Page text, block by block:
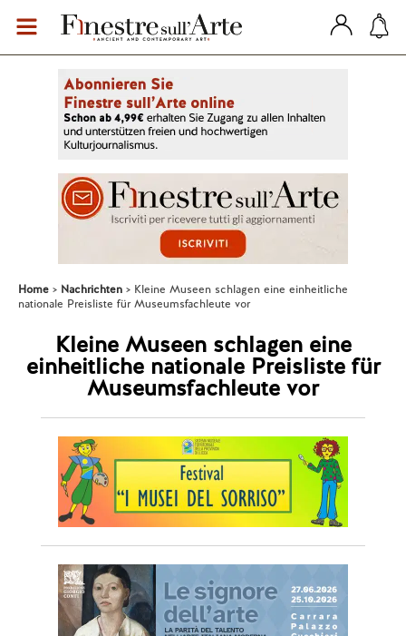
Home Nachrichten
Kleine Museen schlagen eine einheitliche
nationale Preisliste für Museumsfachleute vor
Kleine Museen schlagen eine
einheitliche nationale Preisliste für
Museumsfachleute vor